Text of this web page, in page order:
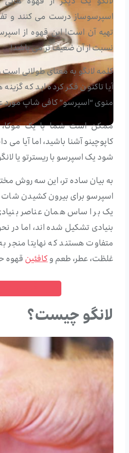
اسپرسوساز درست می کنند و
تهیه آن است! این قهوه از
نسبت از آن ضعیف تر می باشد!
کلمه لانگو به معنای طولانی است
آیا تاکنون فکر کرده اید که
منوی “اسپرسو” کافی شاپ
ممکن است شما با یک موکا،
کاپوچینو آشنا باشید، اما آیا
شود یک اسپرسو با ریسترتو یا
به بیان ساده تر، این سه روش
اسپرسو برای بیرون کشیدن
یک بر اساس همان عناصر
بنیادی تشکیل شده اند، اما در
متفاوت هستند که نهایتا منجر
غلظت، عطر، طعم وکافئینقهوه
لانگو چیست؟